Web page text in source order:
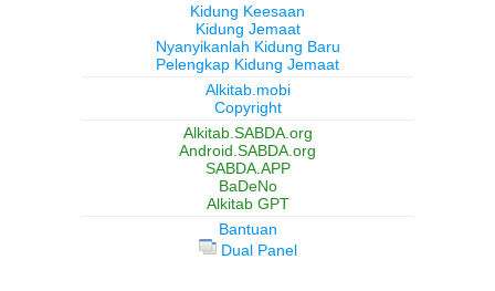
Kidung Keesaan
Kidung Jemaat
Nyanyikanlah Kidung Baru
Pelengkap Kidung Jemaat
Alkitab.mobi
Copyright
Alkitab.SABDA.org
Android.SABDA.org
SABDA.APP
BaDeNo
Alkitab GPT
Bantuan
Dual Panel